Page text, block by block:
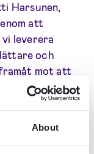
About
Harsunen,
att
vi leverera
och
mot att
sätt för
och
är att